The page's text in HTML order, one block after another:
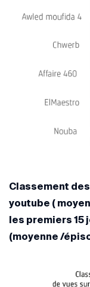
Classement
youtube (
les premiers 15
(moyenne /